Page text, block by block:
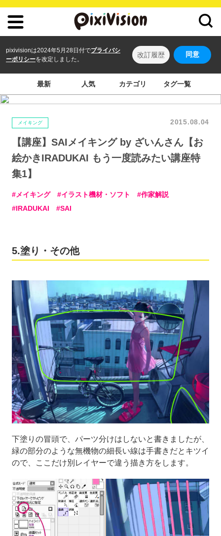
pixivisionは2024年5月28日付でプライバシ
ーポリシーを改定しました。
改訂履歴 同意
最新 人気 カテゴリ タグ一覧
メイキング 2015.08.04
【講座】SAIメイキング by ざいんさん【お
絵かきIRADUKAI もう一度読みたい講座特
集1】
メイキング イラスト機材・ソフト
作家解説
IRADUKAI
SAI
5.塗り・その他
下塗りの冒頭で、パーツ分けはしないと書きましたが、
緑の部分のような無機物の細長い線は手書きだとキツイ
ので、ここだけ別レイヤーで違う描き方をします。